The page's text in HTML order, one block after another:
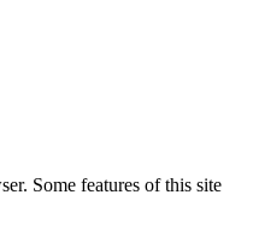
Some features of this site